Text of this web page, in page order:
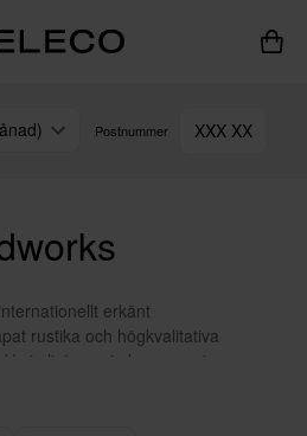
Postnummer XXX XX
erkänt
rustika och högkvalitativa
linje, varje kurva, varje
en historia om